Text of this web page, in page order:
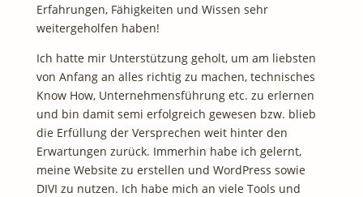
Erfahrungen, Fähigkeiten und Wissen sehr
weitergeholfen haben!
Ich hatte mir Unterstützung geholt, um am liebsten
von Anfang an alles richtig zu machen, technisches
Know How, Unternehmensführung etc. zu erlernen
und bin damit semi erfolgreich gewesen bzw. blieb
die Erfüllung der Versprechen weit hinter den
Erwartungen zurück. Immerhin habe ich gelernt,
meine Website zu erstellen und WordPress sowie
DIVI zu nutzen. Ich habe mich an viele Tools und